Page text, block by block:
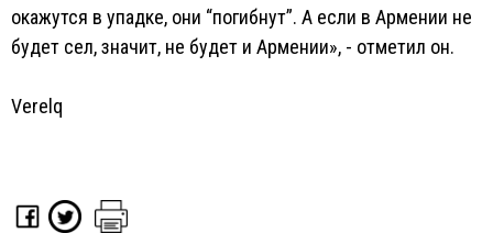
окажутся в упадке, они “погибнут”. А если в Армении не
будет сел, значит, не будет и Армении», - отметил он.
Verelq